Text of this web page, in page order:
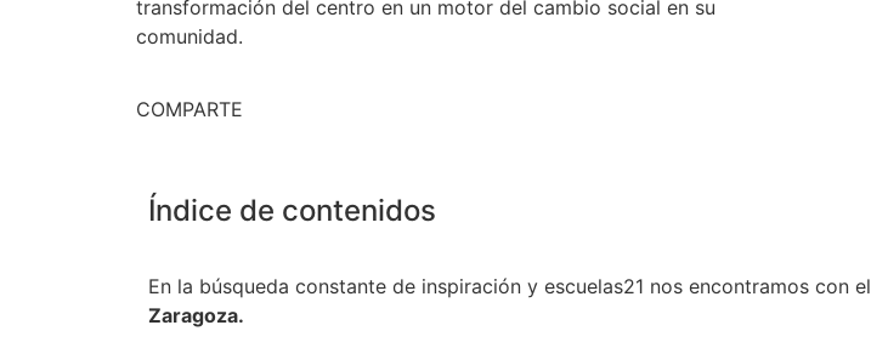
transformación del centro en un motor del cambio social en su
comunidad.
COMPARTE
Índice de contenidos
En la búsqueda constante de inspiración y escuelas21 nos encontramos con el
Zaragoza.